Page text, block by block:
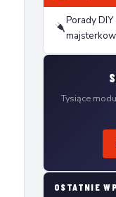
Porady
Tysiące
OSTATNIE